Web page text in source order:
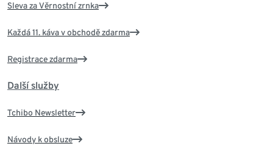
Sleva za Věrnostní zrnka
Každá 11. káva v obchodě zdarma
Registrace zdarma
Další služby
Tchibo Newsletter
Návody k obsluze